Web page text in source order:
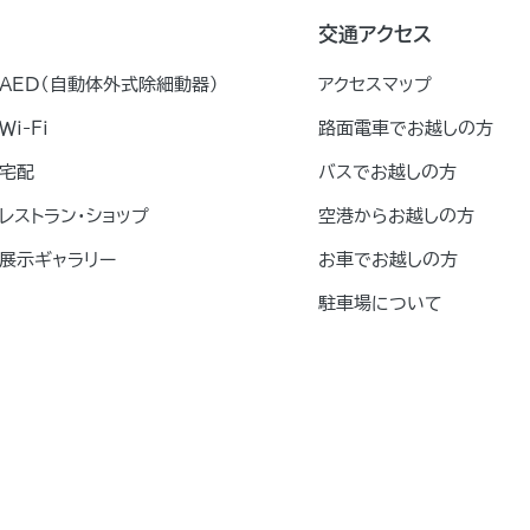
AED（自動体外式除細動器）
Ｗｉ-Ｆｉ
宅配
レストラン・ショップ
展示ギャラリー
交通アクセス
アクセスマップ
路面電車でお越しの方
バスでお越しの方
空港からお越しの方
お車でお越しの方
駐車場について